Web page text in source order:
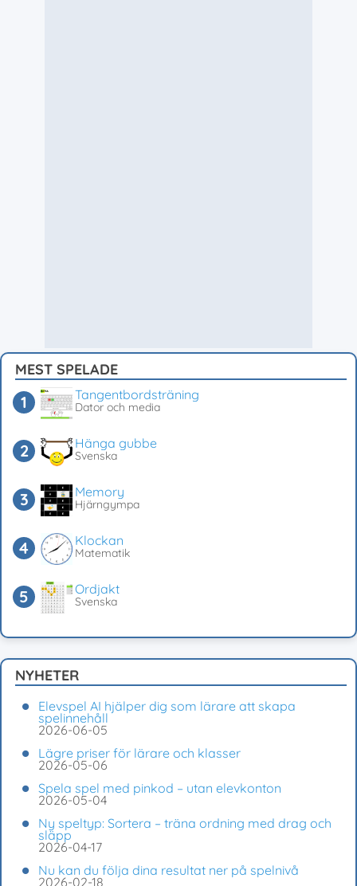
MEST SPELADE
Tangentbordsträning
Dator och media
Hänga gubbe
Svenska
Memory
Hjärngympa
Klockan
Matematik
Ordjakt
Svenska
NYHETER
Elevspel AI hjälper dig som lärare att skapa
spelinnehåll
2026-06-05
Lägre priser för lärare och klasser
2026-05-06
Spela spel med pinkod – utan elevkonton
2026-05-04
Ny speltyp: Sortera – träna ordning med drag och
släpp
2026-04-17
Nu kan du följa dina resultat ner på spelnivå
2026-02-18